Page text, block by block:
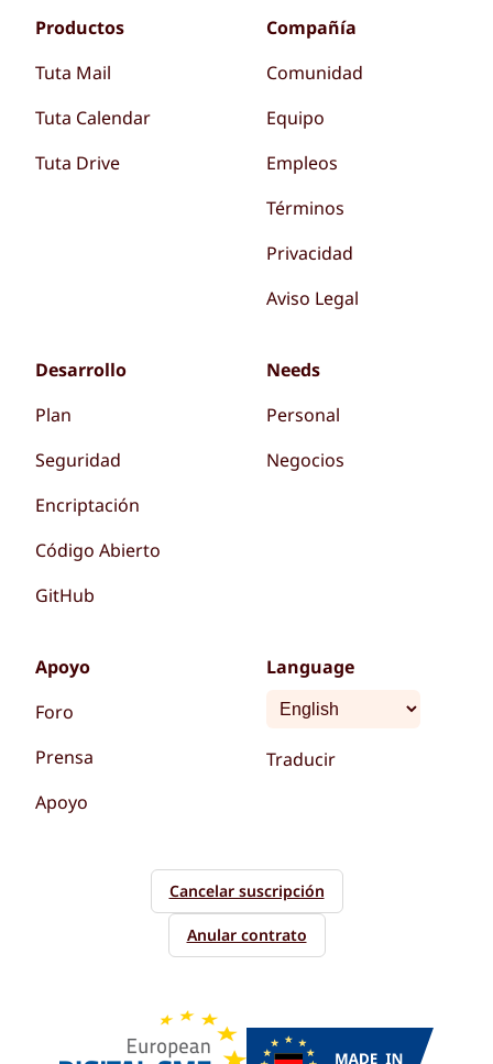
Productos
Tuta Mail
Tuta Calendar
Tuta Drive
Compañía
Comunidad
Equipo
Empleos
Términos
Privacidad
Aviso Legal
Desarrollo
Plan
Seguridad
Encriptación
Código Abierto
GitHub
Needs
Personal
Negocios
Apoyo
Foro
Prensa
Apoyo
Language
Traducir
Cancelar suscripción
Anular contrato